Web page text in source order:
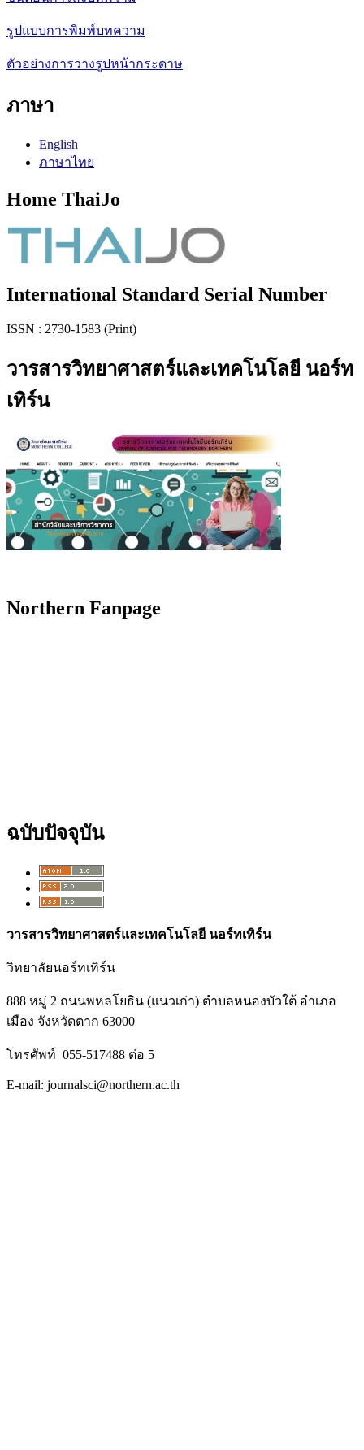
รูปแบบการพิมพ์บทความ
ตัวอย่างการวางรูปหน้ากระดาษ
ภาษา
English
ภาษาไทย
Home ThaiJo
International Standard Serial Number
ISSN : 2730-1583 (Print)
วารสารวิทยาศาสตร์และเทคโนโลยี นอร์ท
เทิร์น
Northern Fanpage
ฉบับปัจจุบัน
วารสารวิทยาศาสตร์และเทคโนโลยี นอร์ทเทิร์น
วิทยาลัยนอร์ทเทิร์น
888 หมู่ 2 ถนนพหลโยธิน (แนวเก่า) ตำบลหนองบัวใต้ อำเภอ
เมือง จังหวัดตาก 63000
โทรศัพท์ 055-517488 ต่อ 5
E-mail: journalsci@northern.ac.th